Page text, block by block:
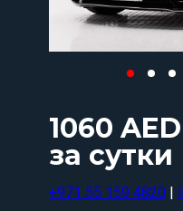
1060
за сутки
+971 55 159 4820 |